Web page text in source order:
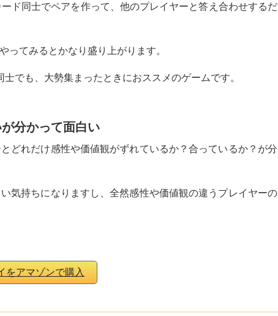
ド同士でペアを作って、他のプレイヤーと答え合わせするだ
ってみるとかなり盛り上がります。
でも、大勢集まったときにおススメのゲームです。
分かって面白い
どれだけ感性や価値観がずれているか？合っているか？が分
気持ちになりますし、全然感性や価値観の違うプレイヤーの
をアマゾンで購入